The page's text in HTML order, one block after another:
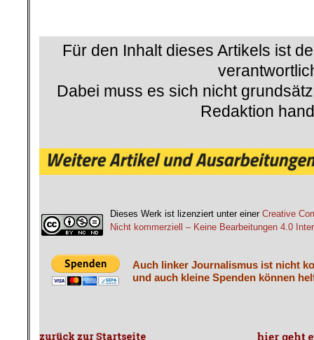
Für den Inhalt dieses Artikels ist
Dabei muss es sich nicht
Redaktion
Dieses Werk ist lizenziert unter einer Creative
Nicht kommerziell – Keine Bearbeitungen 4.0
Auch linker Journalismus ist nicht
und auch kleine Spenden können